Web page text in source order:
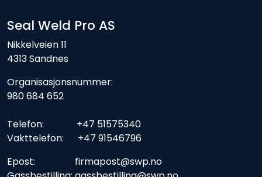
Seal Weld Pro AS
Nikkelveien 11
4313 Sandnes
Organisasjonsnummer:
980 684 652
Telefon: +47 51575340
Vakttelefon: +47 91546796
Epost: firmapost@swp.no